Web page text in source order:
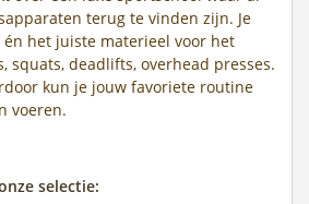
terug te vinden zijn. Je
het juiste materieel voor het
squats, deadlifts, overhead presses.
kun je jouw favoriete routine
voeren.
selectie: